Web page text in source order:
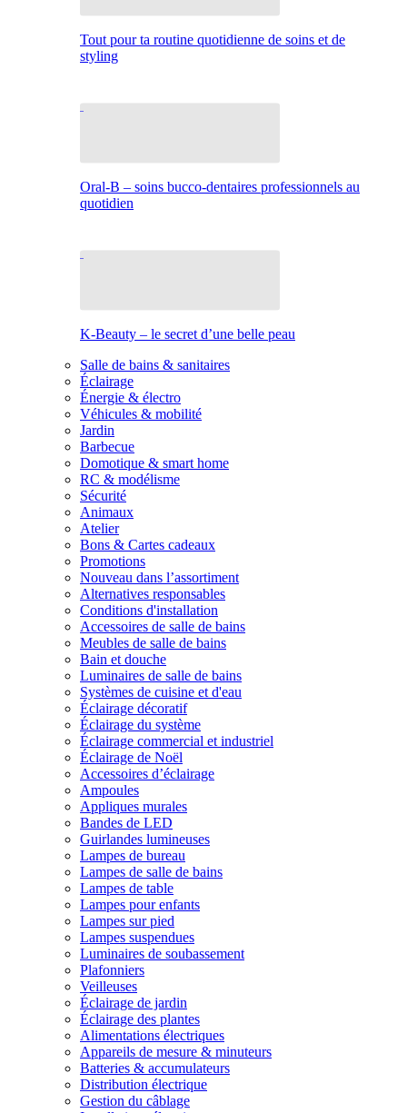
Tout pour ta routine quotidienne de soins et de
styling
Oral-B – soins bucco-dentaires professionnels au
quotidien
K-Beauty – le secret d’une belle peau
Salle de bains & sanitaires
Éclairage
Énergie & électro
Véhicules & mobilité
Jardin
Barbecue
Domotique & smart home
RC & modélisme
Sécurité
Animaux
Atelier
Bons & Cartes cadeaux
Promotions
Nouveau dans l’assortiment
Alternatives responsables
Conditions d'installation
Accessoires de salle de bains
Meubles de salle de bains
Bain et douche
Luminaires de salle de bains
Systèmes de cuisine et d'eau
Éclairage décoratif
Éclairage du système
Éclairage commercial et industriel
Éclairage de Noël
Accessoires d’éclairage
Ampoules
Appliques murales
Bandes de LED
Guirlandes lumineuses
Lampes de bureau
Lampes de salle de bains
Lampes de table
Lampes pour enfants
Lampes sur pied
Lampes suspendues
Luminaires de soubassement
Plafonniers
Veilleuses
Éclairage de jardin
Éclairage des plantes
Alimentations électriques
Appareils de mesure & minuteurs
Batteries & accumulateurs
Distribution électrique
Gestion du câblage